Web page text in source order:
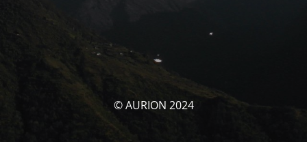
© AURION 2024